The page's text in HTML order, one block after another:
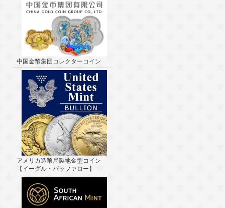
中国金幣集団コレクターコイン
アメリカ造幣局製地金型コイン
【イーグル・バッファロー】